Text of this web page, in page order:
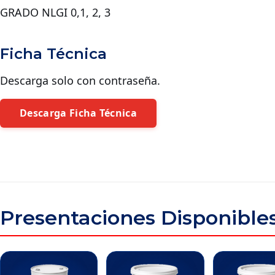
GRADO NLGI 0,1, 2, 3
Ficha Técnica
Descarga solo con contraseña.
Descarga Ficha Técnica
Presentaciones